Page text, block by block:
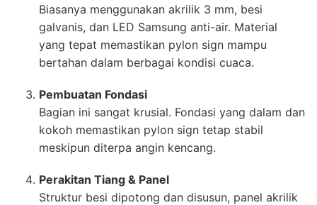
Biasanya menggunakan akrilik 3 mm, besi
galvanis, dan LED Samsung anti-air. Material
yang tepat memastikan pylon sign mampu
bertahan dalam berbagai kondisi cuaca.
Pembuatan Fondasi
Bagian ini sangat krusial. Fondasi yang dalam dan
kokoh memastikan pylon sign tetap stabil
meskipun diterpa angin kencang.
Perakitan Tiang & Panel
Struktur besi dipotong dan disusun, panel akrilik